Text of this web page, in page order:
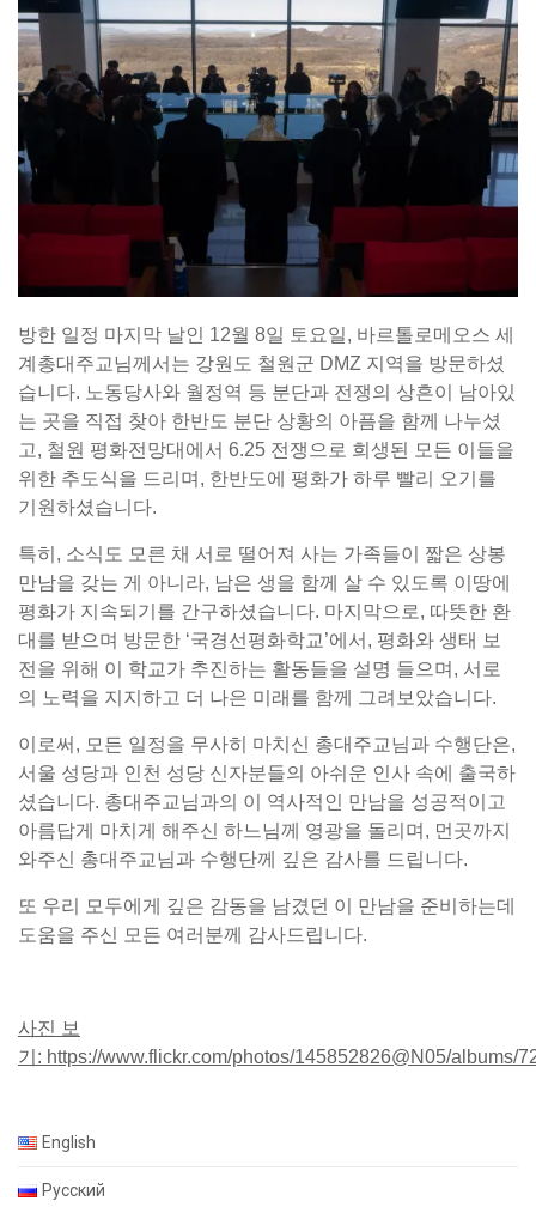
방한 일정 마지막 날인 12월 8일 토요일, 바르톨로메오스 세
계총대주교님께서는 강원도 철원군 DMZ 지역을 방문하셨
습니다. 노동당사와 월정역 등 분단과 전쟁의 상흔이 남아있
는 곳을 직접 찾아 한반도 분단 상황의 아픔을 함께 나누셨
고, 철원 평화전망대에서 6.25 전쟁으로 희생된 모든 이들을
위한 추도식을 드리며, 한반도에 평화가 하루 빨리 오기를
기원하셨습니다.
특히, 소식도 모른 채 서로 떨어져 사는 가족들이 짧은 상봉
만남을 갖는 게 아니라, 남은 생을 함께 살 수 있도록 이땅에
평화가 지속되기를 간구하셨습니다. 마지막으로, 따뜻한 환
대를 받으며 방문한 ‘국경선평화학교’에서, 평화와 생태 보
전을 위해 이 학교가 추진하는 활동들을 설명 들으며, 서로
의 노력을 지지하고 더 나은 미래를 함께 그려보았습니다.
이로써, 모든 일정을 무사히 마치신 총대주교님과 수행단은,
서울 성당과 인천 성당 신자분들의 아쉬운 인사 속에 출국하
셨습니다. 총대주교님과의 이 역사적인 만남을 성공적이고
아름답게 마치게 해주신 하느님께 영광을 돌리며, 먼곳까지
와주신 총대주교님과 수행단께 깊은 감사를 드립니다.
또 우리 모두에게 깊은 감동을 남겼던 이 만남을 준비하는데
도움을 주신 모든 여러분께 감사드립니다.
사진 보
기: https://www.flickr.com/photos/145852826@N05/albums/
English
Русский